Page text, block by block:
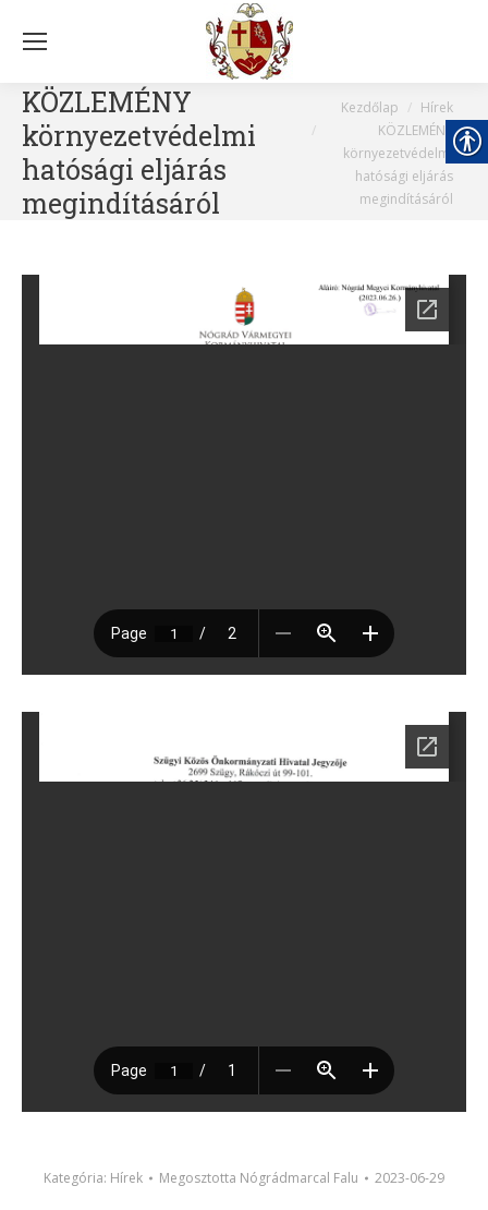
KÖZLEMÉNY
környezetvédelmi
hatósági eljárás
megindításáról
You are here:
Kezdőlap
Hírek
KÖZLEMÉNY
környezetvédelmi
hatósági eljárás
megindításáról
Kategória: Hírek Megosztotta Nógrádmarcal Falu 2023-06-29